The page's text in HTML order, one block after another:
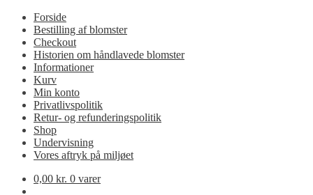
Forside
Bestilling af blomster
Checkout
Historien om håndlavede blomster
Informationer
Kurv
Min konto
Privatlivspolitik
Retur- og refunderingspolitik
Shop
Undervisning
Vores aftryk på miljøet
0,00 kr. 0 varer